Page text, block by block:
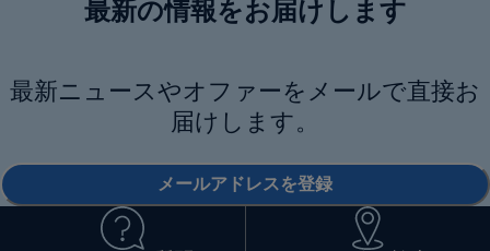
最新の情報をお届けします
最新ニュースやオファーをメールで直接お
届けします。
メールアドレスを登録